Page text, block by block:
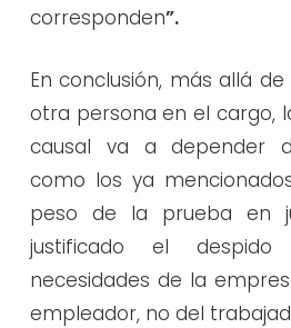
corresponden”.
En conclusión, más allá
otra persona en el cargo,
causal va a depender
como los ya
peso de la prueba en
justificado el
necesidades de la
empleador, no del